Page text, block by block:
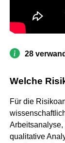
28
Welche
Für die
qualitative